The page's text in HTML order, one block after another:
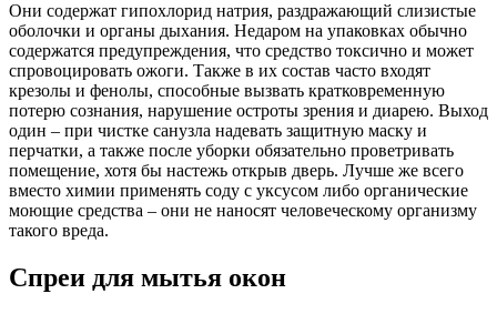
Они содержат гипохлорид натрия, раздражающий слизистые
оболочки и органы дыхания. Недаром на упаковках обычно
содержатся предупреждения, что средство токсично и может
спровоцировать ожоги. Также в их состав часто входят
крезолы и фенолы, способные вызвать кратковременную
потерю сознания, нарушение остроты зрения и диарею. Выход
один – при чистке санузла надевать защитную маску и
перчатки, а также после уборки обязательно проветривать
помещение, хотя бы настежь открыв дверь. Лучше же всего
вместо химии применять соду с уксусом либо органические
моющие средства – они не наносят человеческому организму
такого вреда.
Спреи для мытья окон